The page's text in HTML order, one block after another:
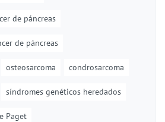
de páncreas
de páncreas
osteosarcoma condrosarcoma
síndromes genéticos heredados
Paget